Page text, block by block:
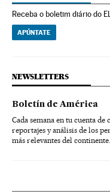
Receba o boletim diário do
APÚNTATE
NEWSLETTERS
Boletín de América
Cada semana en tu cuenta
reportajes y análisis de los
más relevantes del continente.